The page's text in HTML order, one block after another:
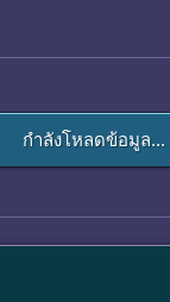
กำลังโหลดข้อมูล...